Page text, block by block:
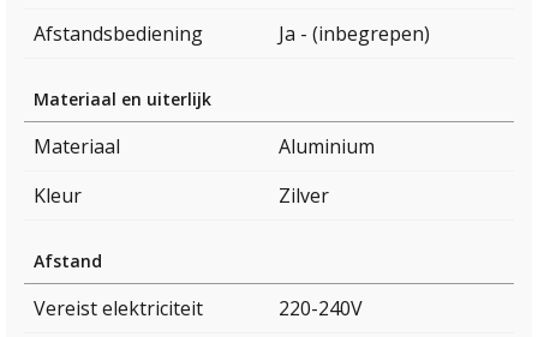
Afstandsbediening
Ja - (inbegrepen)
Materiaal en uiterlijk
Materiaal
Aluminium
Kleur
Zilver
Afstand
Vereist elektriciteit 220-240V